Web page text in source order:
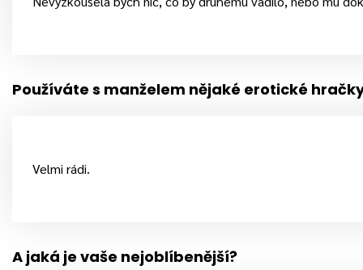
Používáte s manželem nějaké erotické
Velmi rádi.
A jaká je vaše nejoblíbenější?